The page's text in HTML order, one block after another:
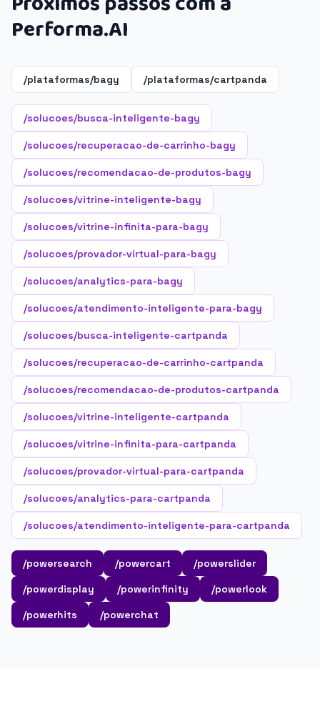
Performa.AI
/plataformas/bagy /plataformas/cartpanda
/solucoes/busca-inteligente-bagy
/solucoes/recuperacao-de-carrinho-bagy
/solucoes/recomendacao-de-produtos-bagy
/solucoes/vitrine-inteligente-bagy
/solucoes/vitrine-infinita-para-bagy
/solucoes/provador-virtual-para-bagy
/solucoes/analytics-para-bagy
/solucoes/atendimento-inteligente-para-bagy
/solucoes/busca-inteligente-cartpanda
/solucoes/recuperacao-de-carrinho-cartpanda
/solucoes/recomendacao-de-produtos-cartpanda
/solucoes/vitrine-inteligente-cartpanda
/solucoes/vitrine-infinita-para-cartpanda
/solucoes/provador-virtual-para-cartpanda
/solucoes/analytics-para-cartpanda
/solucoes/atendimento-inteligente-para-cartpanda
/powersearch /powercart
/powerslider
/powerdisplay
/powerinfinity
/powerlook
/powerhits
/powerchat